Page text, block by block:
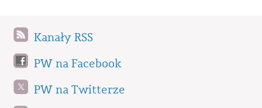
Kanały RSS
PW na Facebook
PW na Twitterze